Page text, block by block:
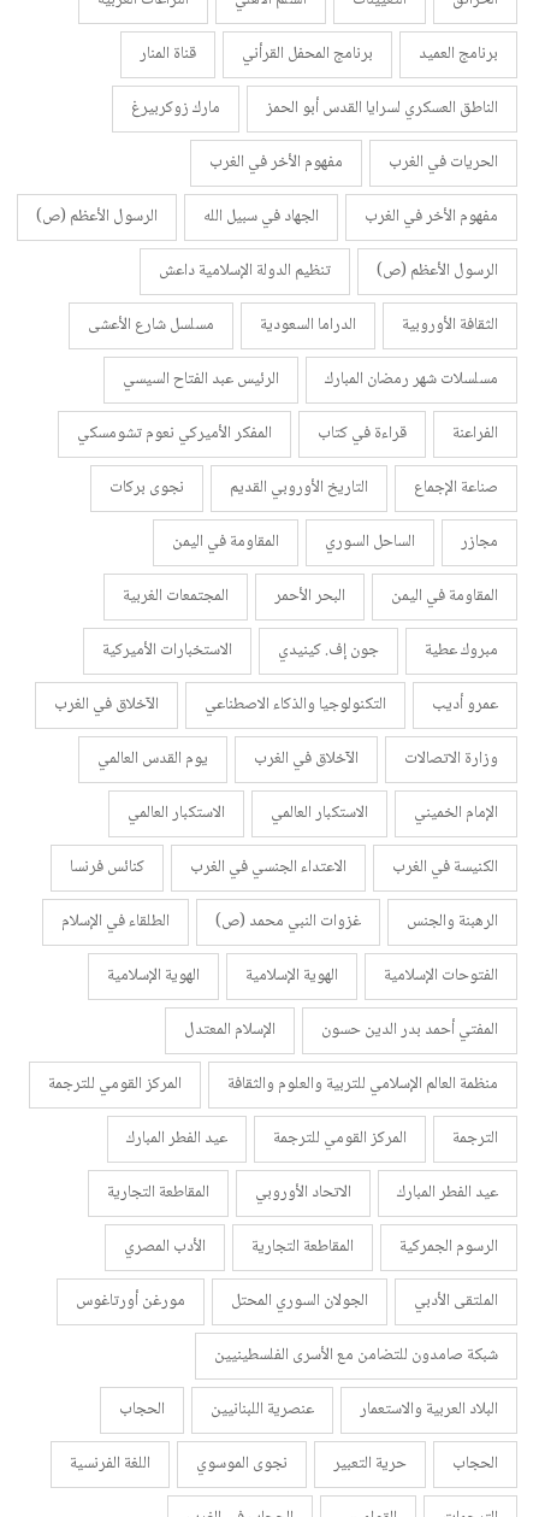
برنامج العميد
برنامج المحفل القرأني
قناة المنار
الناطق العسكري لسرايا القدس أبو الحمز
مارك زوكربيرغ
الحريات في الغرب
مفهوم الأخر في الغرب
مفهوم الأخر في الغرب
الجهاد في سبيل الله
الرسول الأعظم (ص)
الرسول الأعظم (ص)
تنظيم الدولة الإسلامية داعش
الثقافة الأوروبية
الدراما السعودية
مسلسل شارع الأعشى
مسلسلات شهر رمضان المبارك
الرئيس عبد الفتاح السيسي
الفراعنة
قراءة في كتاب
المفكر الأميركي نعوم تشومسكي
صناعة الإجماع
التاريخ الأوروبي القديم
نجوى بركات
مجازر
الساحل السوري
المقاومة في اليمن
المقاومة في اليمن
البحر الأحمر
المجتمعات الغربية
مبروك عطية
جون إف. كينيدي
الاستخبارات الأميركية
عمرو أديب
التكنولوجيا والذكاء الاصطناعي
الآخلاق في الغرب
وزارة الاتصالات
الآخلاق في الغرب
يوم القدس العالمي
الإمام الخميني
الاستكبار العالمي
الاستكبار العالمي
الكنيسة في الغرب
الاعتداء الجنسي في الغرب
كنائس فرنسا
الرهبنة والجنس
غزوات النبي محمد (ص)
الطلقاء في الإسلام
الفتوحات الإسلامية
الهوية الإسلامية
الهوية الإسلامية
المفتي أحمد بدر الدين حسون
الإسلام المعتدل
منظمة العالم الإسلامي للتربية والعلوم والثقافة
المركز القومي للترجمة
الترجمة
المركز القومي للترجمة
عيد الفطر المبارك
عيد الفطر المبارك
الاتحاد الأوروبي
المقاطعة التجارية
الرسوم الجمركية
المقاطعة التجارية
الأدب المصري
الملتقى الأدبي
الجولان السوري المحتل
مورغن أورتاغوس
شبكة صامدون للتضامن مع الأسرى الفلسطينيين
البلاد العربية والاستعمار
عنصرية اللبنانيين
الحجاب
الحجاب
حرية التعبير نجوى الموسوي
اللغة الفرنسية